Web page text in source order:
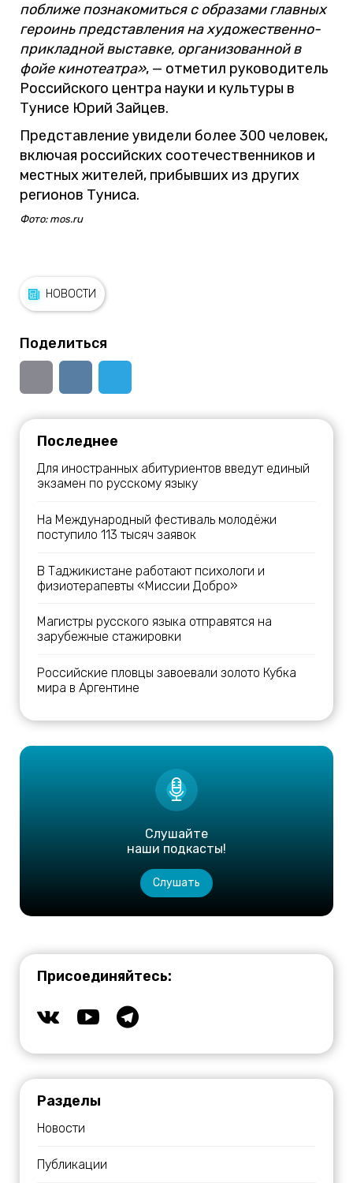
поближе познакомиться с образами главных
героинь представления на художественно-
прикладной выставке, организованной в
фойе кинотеатра», — отметил руководитель
Российского центра науки и культуры в
Тунисе Юрий Зайцев.
Представление увидели более 300 человек,
включая российских соотечественников и
местных жителей, прибывших из других
регионов Туниса.
Фото: mos.ru
НОВОСТИ
Поделиться
Последнее
Для иностранных абитуриентов введут единый
экзамен по русскому языку
На Международный фестиваль молодёжи
поступило 113 тысяч заявок
В Таджикистане работают психологи и
физиотерапевты «Миссии Добро»
Магистры русского языка отправятся на
зарубежные стажировки
Российские пловцы завоевали золото Кубка
мира в Аргентине
Слушайте
наши подкасты!
Слушать
Присоединяйтесь:
Разделы
Новости
Публикации